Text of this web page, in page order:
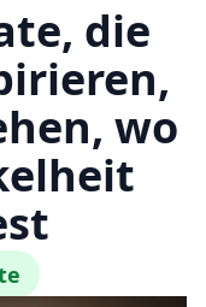
die
wo